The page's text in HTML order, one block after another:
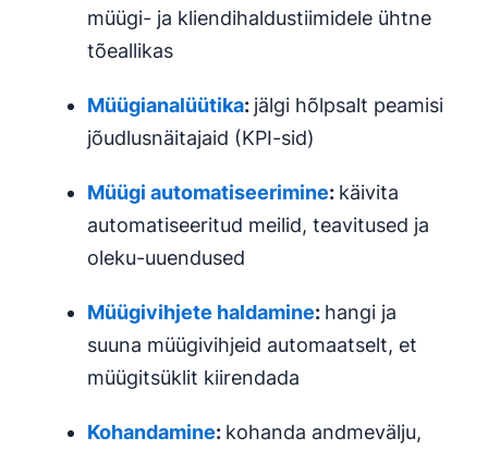
müügi- ja kliendihaldustiimidele ühtne
tõeallikas
Müügianalüütika: jälgi hõlpsalt peamisi
jõudlusnäitajaid (KPI-sid)
Müügi automatiseerimine: käivita
automatiseeritud meilid, teavitused ja
oleku-uuendused
Müügivihjete haldamine: hangi ja
suuna müügivihjeid automaatselt, et
müügitsüklit kiirendada
Kohandamine: kohanda andmevälju,